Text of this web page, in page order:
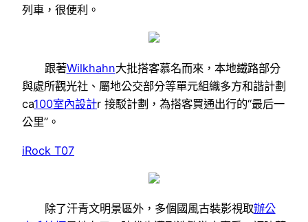
列車，很便利。
跟著Wilkhahn大批搭客慕名而來，本地鐵路部分
與處所觀光社、屬地公交部分等單元組織多方和諧計劃
ca100室內設計r 接駁計劃，為搭客買通出行的“最后一
公里”。
iRock T07
除了汗青文明景區外，多個國風古裝影視取辦公